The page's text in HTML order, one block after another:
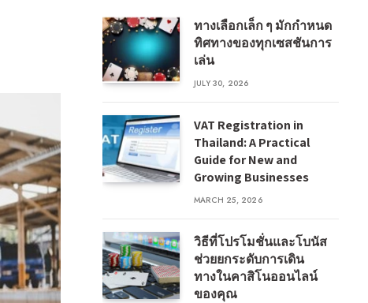
ทางเลือกเล็ก ๆ มักกำหนด
ทิศทางของทุกเซสชันการ
เล่น
JULY 30, 2026
VAT Registration in
Thailand: A Practical
Guide for New and
Growing Businesses
MARCH 25, 2026
วิธีที่โปรโมชั่นและโบนัส
ช่วยยกระดับการเดิน
ทางในคาสิโนออนไลน์
ของคุณ